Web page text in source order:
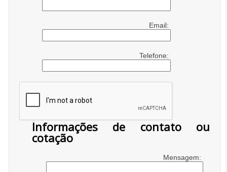
Email:
Telefone:
Informações de contato ou
cotação
Mensagem: